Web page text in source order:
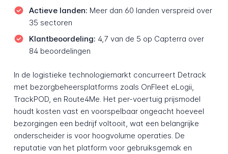
Actieve landen: Meer dan 60 landen verspreid over
35 sectoren
Klantbeoordeling: 4,7 van de 5 op Capterra over
84 beoordelingen
In de logistieke technologiemarkt concurreert Detrack
met bezorgbeheersplatforms zoals OnFleet eLogii,
TrackPOD, en Route4Me. Het per-voertuig prijsmodel
houdt kosten vast en voorspelbaar ongeacht hoeveel
bezorgingen een bedrijf voltooit, wat een belangrijke
onderscheider is voor hoogvolume operaties. De
reputatie van het platform voor gebruiksgemak en